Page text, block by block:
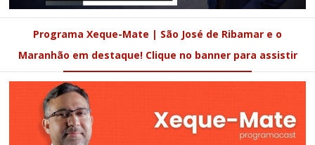
Programa Xeque-Mate | São José de Ribamar e o
Maranhão em destaque! Clique no banner para assistir